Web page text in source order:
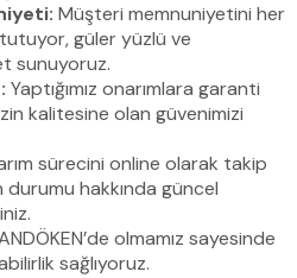
Müşteri memnuniyetini her
güler yüzlü ve
sunuyoruz.
Yaptığımız onarımlara garanti
kalitesine olan güvenimizi
sürecini online olarak takip
durumu hakkında güncel
olmamız sayesinde
sağlıyoruz.